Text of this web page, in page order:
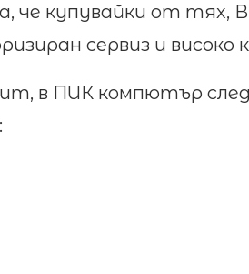
че купувайки от тях,
сервиз и високо
в ПИК компютър